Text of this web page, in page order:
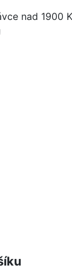
nad 1900